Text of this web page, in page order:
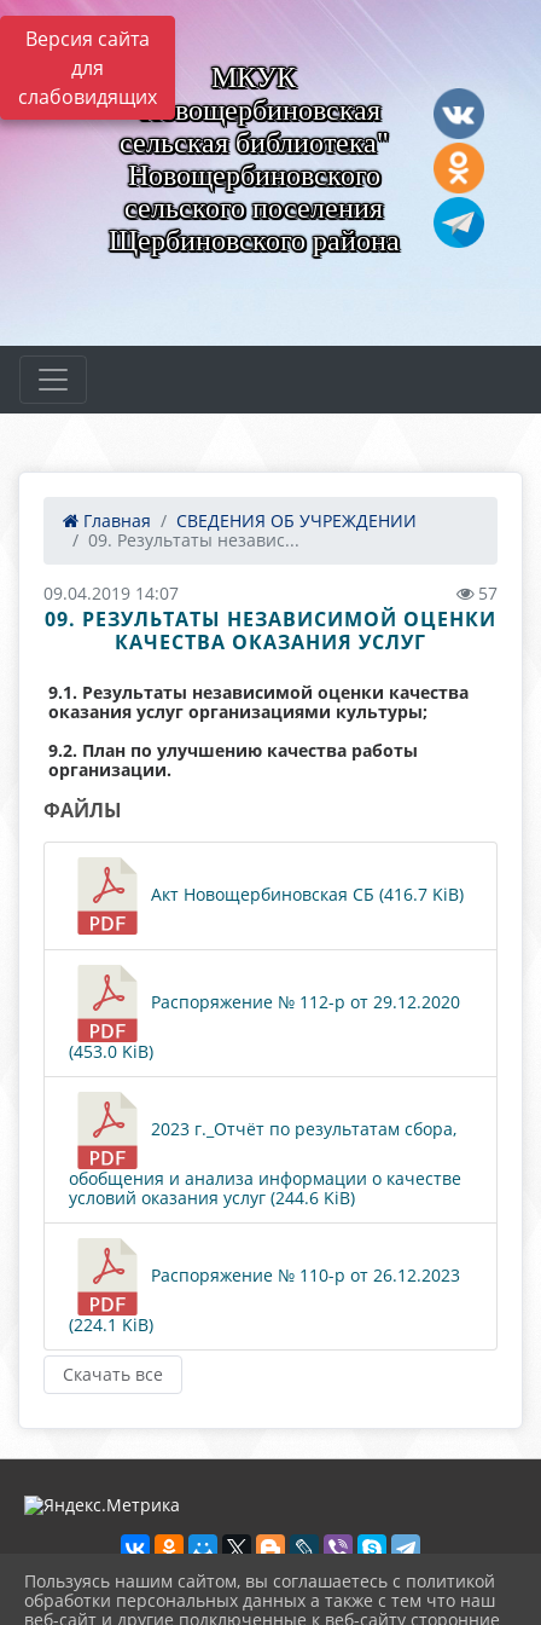
Версия сайта
для
слабовидящих
МКУК
"Новощербиновская
сельская библиотека"
Новощербиновского
сельского поселения
Щербиновского района
Главная
СВЕДЕНИЯ ОБ УЧРЕЖДЕНИИ
09. Результаты независ...
09.04.2019 14:07 57
09. РЕЗУЛЬТАТЫ НЕЗАВИСИМОЙ ОЦЕНКИ
КАЧЕСТВА ОКАЗАНИЯ УСЛУГ
9.1. Результаты независимой оценки качества
оказания услуг организациями культуры;
9.2. План по улучшению качества работы
организации.
ФАЙЛЫ
Акт Новощербиновская СБ (416.7 KiB)
Распоряжение № 112-р от 29.12.2020
(453.0 KiB)
2023 г._Отчёт по результатам сбора,
обобщения и анализа информации о качестве
условий оказания услуг (244.6 KiB)
Распоряжение № 110-р от 26.12.2023
(224.1 KiB)
Скачать все
Пользуясь нашим сайтом, вы соглашаетесь с политикой
обработки персональных данных а также с тем что наш
веб-сайт и другие подключенные к веб-сайту сторонние